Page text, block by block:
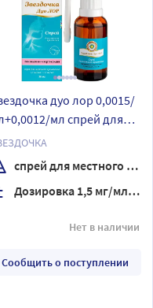
дуо лор 0,0015/
мл спрей для
применения 30
спрей для местного применения
Дозировка 1,5 мг/мл + 1,2 мг/мл
Нет в наличии
Сообщить о поступлении